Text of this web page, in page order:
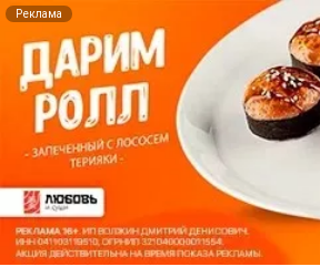
Реклама